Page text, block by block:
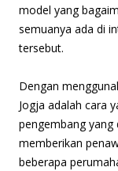
model yang
semuanya ada di
tersebut.
Dengan
Jogja adalah cara
pengembang yang
memberikan
beberapa